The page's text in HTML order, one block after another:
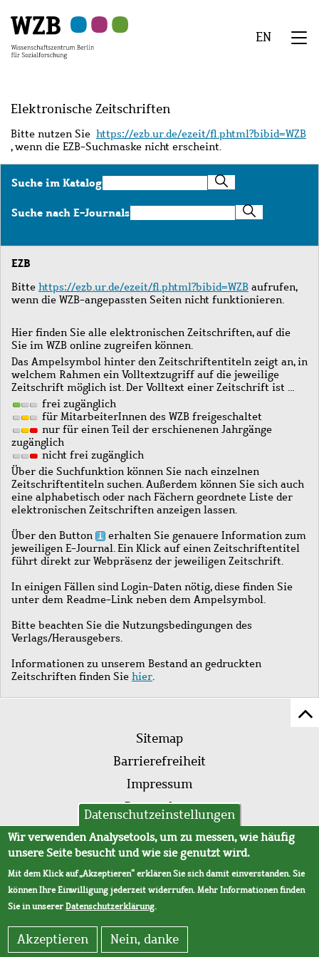
Hauptinhalt
springen
Navigation
springen
Suche
springen
Sekundärnavigation
springen
Fußzeile
springen
EN
Elektronische Zeitschriften
Bitte nutzen Sie https://ezb.ur.de/ezeit/fl.phtml?bibid=WZB
, wenn die EZB-Suchmaske nicht erscheint.
Suche im KatalogSuche
im
Katalog
Suche nach E-JournalsSuche
nach
Journals
EZB
Bitte https://ezb.ur.de/ezeit/fl.phtml?bibid=WZB aufrufen,
wenn die WZB-angepassten Seiten nicht funktionieren.
Hier finden Sie alle elektronischen Zeitschriften, auf die
Sie im WZB online zugreifen können.
Das Ampelsymbol hinter den Zeitschriftentiteln zeigt an, in
welchem Rahmen ein Volltextzugriff auf die jeweilige
Zeitschrift möglich ist. Der Volltext einer Zeitschrift ist …
frei zugänglich
für MitarbeiterInnen des WZB freigeschaltet
nur für einen Teil der erschienenen Jahrgänge
zugänglich
nicht frei zugänglich
Über die Suchfunktion können Sie nach einzelnen
Zeitschriftentiteln suchen. Außerdem können Sie sich auch
eine alphabetisch oder nach Fächern geordnete Liste der
elektronischen Zeitschriften anzeigen lassen.
Über den Button
erhalten Sie genauere Information zum
jeweiligen E-Journal. Ein Klick auf einen Zeitschriftentitel
führt direkt zur Webpräsenz der jeweiligen Zeitschrift.
In einigen Fällen sind Login-Daten nötig, diese finden Sie
unter dem Readme-Link neben dem Ampelsymbol.
Bitte beachten Sie die Nutzungsbedingungen des
Verlags/Herausgebers.
Informationen zu unserem Bestand an gedruckten
Zeitschriften finden Sie hier.
Fußleistenmenü
Sitemap
Barrierefreiheit
Impressum
Datenschutz
AVB
Datenschutzeinstellungen
Wir verwenden Analysetools, um zu messen, wie häufig
unsere Seite besucht und wie sie genutzt wird.
Mit dem Klick auf „Akzeptieren“ erklären Sie sich damit einverstanden. Sie
können Ihre Einwilligung jederzeit widerrufen. Mehr Informationen finden
Sie in unsererDatenschutzerklärung.
Akzeptieren Nein, danke